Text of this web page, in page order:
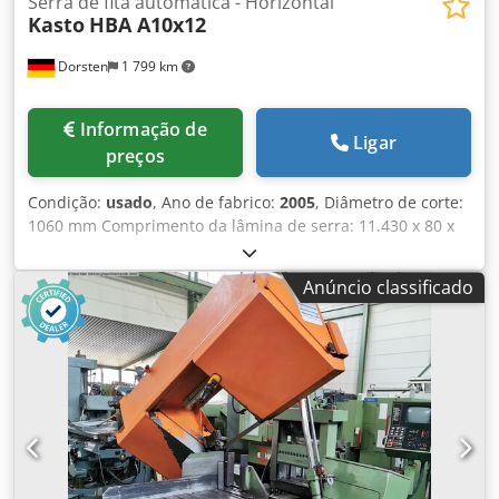
Dorsten 1 799 km
Kasto HBA A10x12
preços
Ligar
Condição: usado, Ano de fabrico: 2005, Diâmetro de corte:
1060 mm Comprimento da lâmina de serra: 11.430 x 80 x
1,6 mm Largura de corte: 1,6 mm Área de corte: 1060x1260
mm Comando: CNC Velocidade de corte: 12-90 m/min
Potência do motor: 11 kW Capacidade de carga da mesa:
20 t Comprimento máximo do corte: 6100 mm Consumo
total de energia: 20 kW Peso da máquina aprox.: 21,1 t
Comprimento automático de avanço: 2.100 - 6.100 mm
Dsdpfxsyqr Uto Apdskr Os dados técnicos são informações
fornecidas pelo fabricante ou operador e, portanto, não
são vinculativos para nós. Reservamo-nos o direito de
venda prévia; aplicam-se exclusivamente nossos termos e
condições comerciais e de venda. Sobre nós mais de 400
Anúncio classificado